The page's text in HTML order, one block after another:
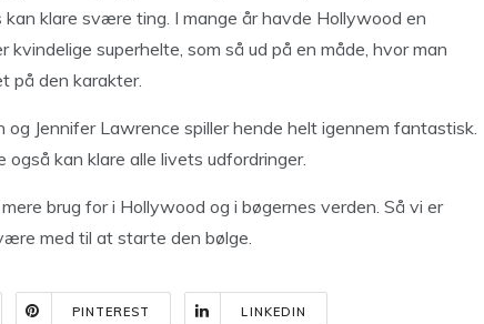
klare svære ting. I mange år havde Hollywood en
superhelte, som så ud på en måde, hvor man
på den karakter.
Jennifer Lawrence spiller hende helt igennem fantastisk.
kan klare alle livets udfordringer.
brug for i Hollywood og i bøgernes verden. Så vi er
med til at starte den bølge.
PINTEREST LINKEDIN